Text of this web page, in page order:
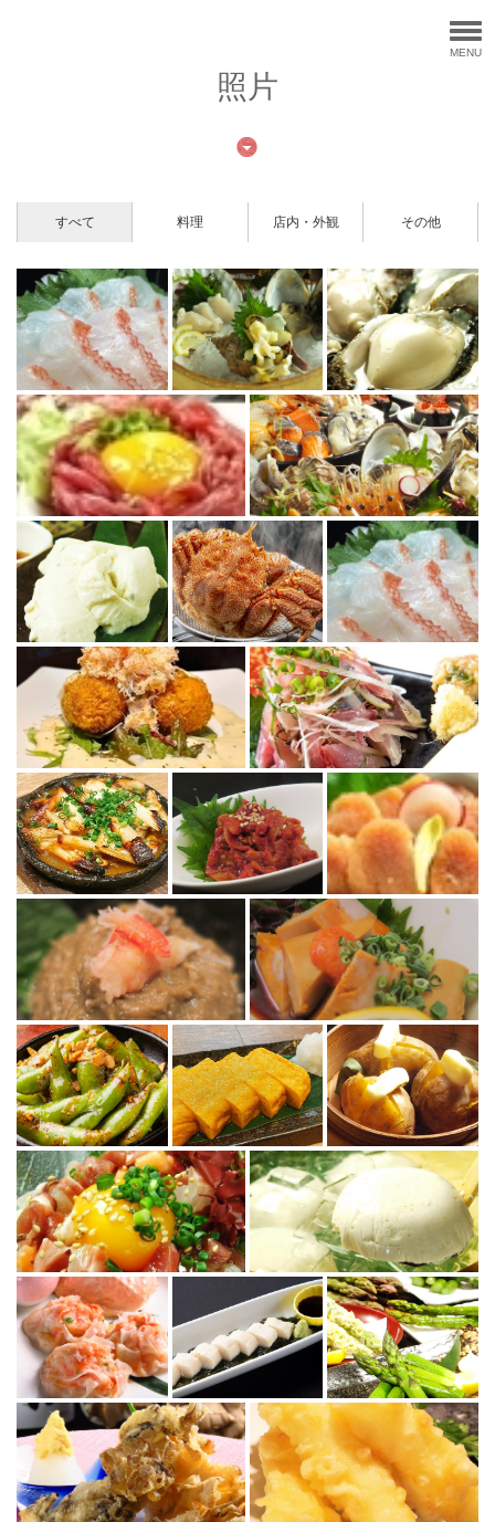
MENU
照片
すべて 料理 店内・外観 その他